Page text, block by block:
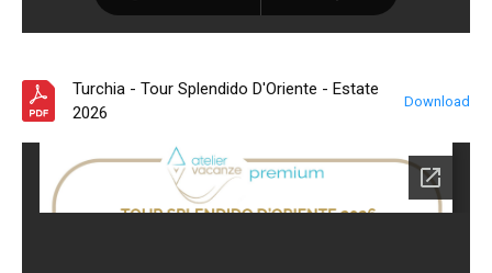
Turchia - Tour Splendido D'Oriente - Estate
2026
Download